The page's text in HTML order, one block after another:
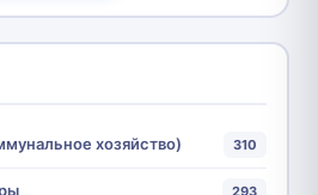
хозяйство) 310
293